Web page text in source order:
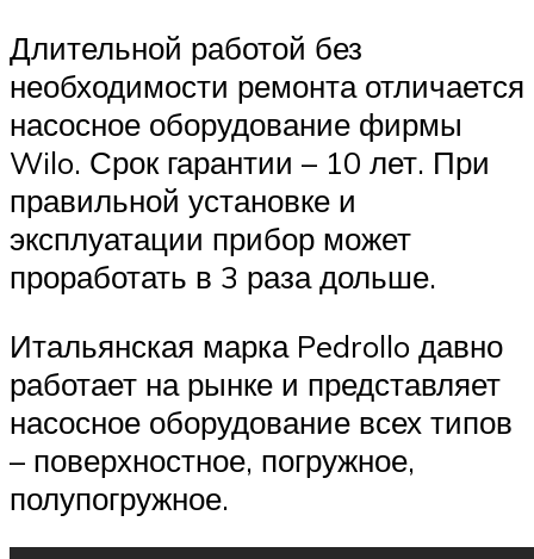
Длительной работой без
необходимости ремонта отличается
насосное оборудование фирмы
Wilo. Срок гарантии – 10 лет. При
правильной установке и
эксплуатации прибор может
проработать в 3 раза дольше.
Итальянская марка Pedrollo давно
работает на рынке и представляет
насосное оборудование всех типов
– поверхностное, погружное,
полупогружное.